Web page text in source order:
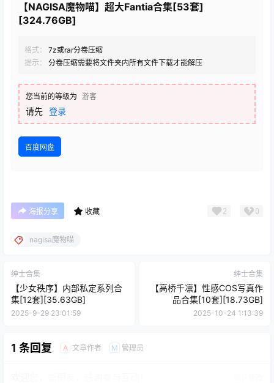
【NAGISA魔物喵】超大Fantia合集[53套]
[324.76GB]
格式：
7z或rar分卷压缩
提示：
分卷压缩需要将文件夹内所有文件下载才能解压
您当前的等级为 游客
请先 登录
百度网盘
海报分享 收藏 2 0
nagisa魔物喵
绅士合集
【少女秩序】内部私定系列合
集[12套][35.63GB]
2025-9-29 23:01:59
绅士合集
【高桥千凛】性感COS写真作
品合集[10套][18.73GB]
2025-10-24 1:13:39
1 条回复 A 文章作者 M 管理员